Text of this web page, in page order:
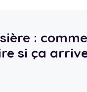
:
si ça